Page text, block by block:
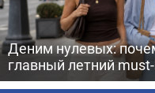
Деним нулевых:
главный летний